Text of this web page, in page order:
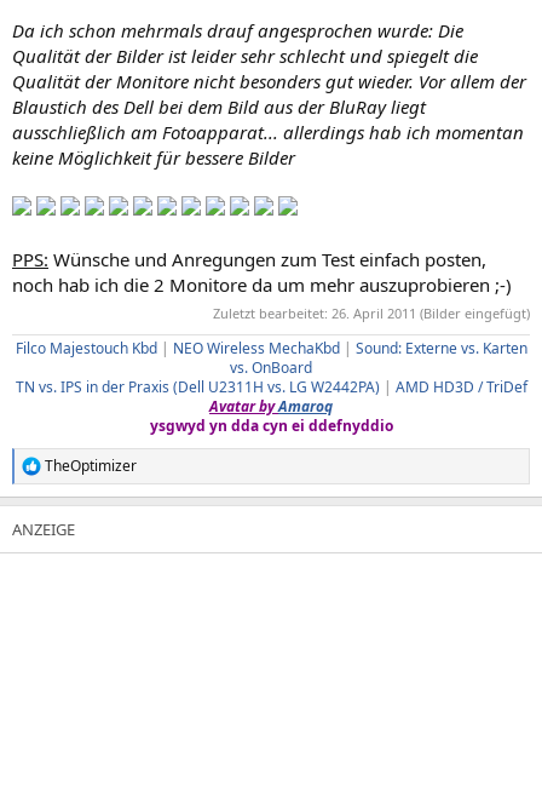
Da ich schon mehrmals drauf angesprochen wurde: Die
Qualität der Bilder ist leider sehr schlecht und spiegelt die
Qualität der Monitore nicht besonders gut wieder. Vor allem der
Blaustich des Dell bei dem Bild aus der BluRay liegt
ausschließlich am Fotoapparat... allerdings hab ich momentan
keine Möglichkeit für bessere Bilder
PPS: Wünsche und Anregungen zum Test einfach posten,
noch hab ich die 2 Monitore da um mehr auszuprobieren ;-)
Zuletzt bearbeitet: 26. April 2011 (Bilder eingefügt)
Filco Majestouch Kbd| NEO Wireless MechaKbd| Sound: Externe vs. Karten
vs. OnBoard
TN vs. IPS in der Praxis (Dell U2311H vs. LG W2442PA) | AMD HD3D / TriDef
Avatar byAmaroq
ysgwyd yn dda cyn ei ddefnyddio
R
e
a
k
t
TheOptimizer